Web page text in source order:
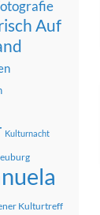
Auf
Kulturnacht
Kulturtreff